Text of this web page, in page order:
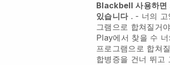
Blackbell 사용하
있습니다. - 너의
그램으로 합쳐질거
Play에서 찾을 수
프로그램으로 합쳐
합병증을 건너 뛰고